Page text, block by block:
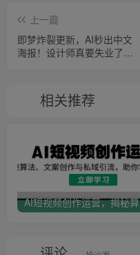
上一篇
即梦炸裂更新，AI秒出中文
海报！设计师真要失业了？
相关推荐